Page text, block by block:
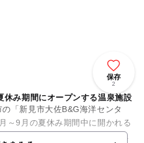
保存
2
休み期間にオープンする温泉施設
「新見市大佐B&G海洋センタ
～9月の夏休み期間中に開かれる
隣のレジャー施設で遊んだ後に